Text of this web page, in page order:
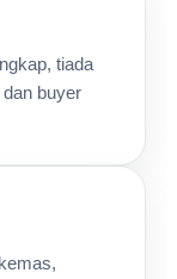
tiada
buyer